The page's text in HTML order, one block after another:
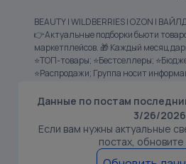
BEAUTY | WILDBERRIES | OZON |
👉Актуальные подборки бьюти
маркетплейсов. 🎁 Каждый месяц
⭐ТОП-товары; ⭐Бестселлеры;
⭐Распродажи; Группа носит
Данные по постам
3/26/2026
Если вам нужны актуальные
постах,